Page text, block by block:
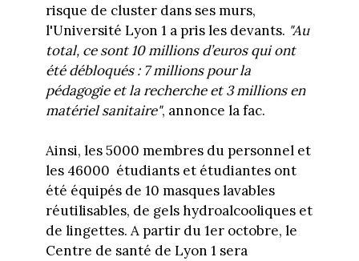
risque de cluster dans ses murs,
l'Université Lyon 1 a pris les devants. "Au
total, ce sont 10 millions d’euros qui ont
été débloqués : 7 millions pour la
pédagogie et la recherche et 3 millions en
matériel sanitaire", annonce la fac.
Ainsi, les 5000 membres du personnel et
les 46000 étudiants et étudiantes ont
été équipés de 10 masques lavables
réutilisables, de gels hydroalcooliques et
de lingettes. A partir du 1er octobre, le
Centre de santé de Lyon 1 sera